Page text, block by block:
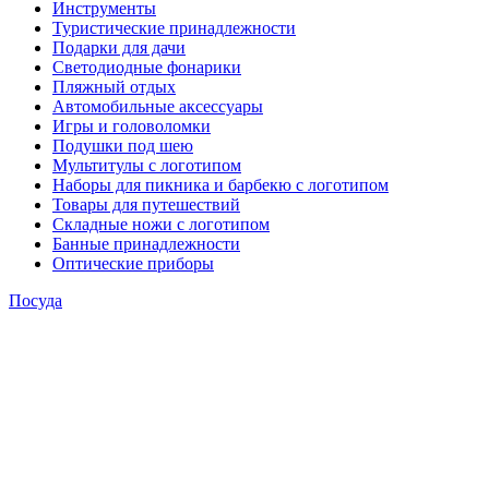
Инструменты
Туристические принадлежности
Подарки для дачи
Светодиодные фонарики
Пляжный отдых
Автомобильные аксессуары
Игры и головоломки
Подушки под шею
Мультитулы с логотипом
Наборы для пикника и барбекю с логотипом
Товары для путешествий
Складные ножи с логотипом
Банные принадлежности
Оптические приборы
Посуда